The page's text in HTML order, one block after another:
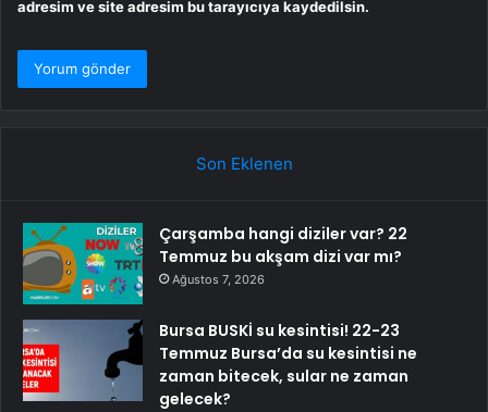
adresim ve site adresim bu tarayıcıya kaydedilsin.
Son Eklenen
Çarşamba hangi diziler var? 22
Temmuz bu akşam dizi var mı?
Ağustos 7, 2026
Bursa BUSKİ su kesintisi! 22-23
Temmuz Bursa’da su kesintisi ne
zaman bitecek, sular ne zaman
gelecek?